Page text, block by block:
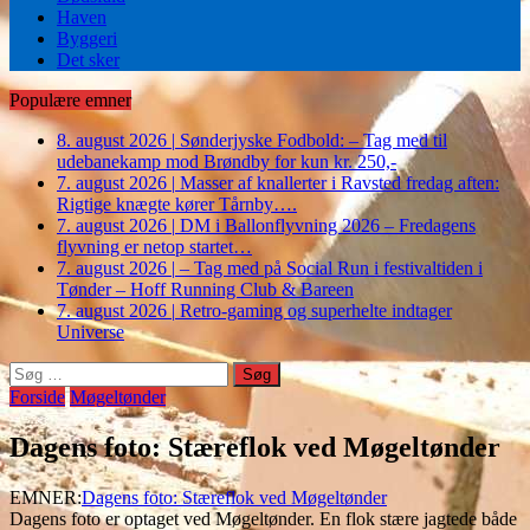
Haven
Byggeri
Det sker
Populære emner
8. august 2026 | Sønderjyske Fodbold: – Tag med til
udebanekamp mod Brøndby for kun kr. 250,-
7. august 2026 | Masser af knallerter i Ravsted fredag aften:
Rigtige knægte kører Tårnby….
7. august 2026 | DM i Ballonflyvning 2026 – Fredagens
flyvning er netop startet…
7. august 2026 | – Tag med på Social Run i festivaltiden i
Tønder – Hoff Running Club & Bareen
7. august 2026 | Retro-gaming og superhelte indtager
Universe
Søg
efter:
Forside Møgeltønder
Dagens foto: Stæreflok ved Møgeltønder
EMNER:Dagens foto: Stæreflok ved Møgeltønder
Dagens foto er optaget ved Møgeltønder. En flok stære jagtede både